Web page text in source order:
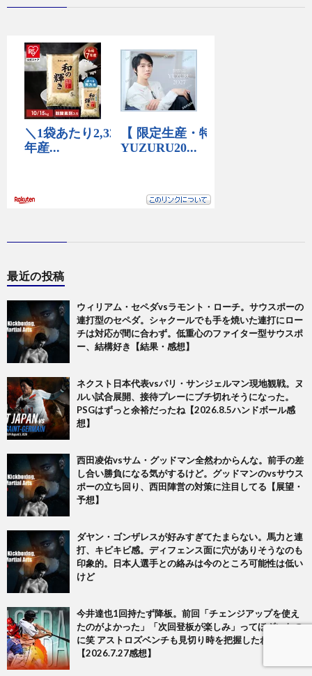
最近の投稿
ウィリアム・セペダvsラモント・ローチ。サウスポーの
連打型のセペダ。シャクールでも手を焼いた連打にロー
チは対応が間に合わず。低重心のファイター型サウスポ
ー、結構好き【結果・感想】
ネクスト日本代表vsパリ・サンジェルマン現地観戦。ヌ
ルい試合展開、接待プレーにブチ切れそうになった。
PSGはずっと余裕だったね【2026.8.5ハンドボール感
想】
西田凌佑vsサム・グッドマン全然わからんな。前手の差
し合い勝負になる気がするけど。グッドマンのvsサウス
ポーの立ち回り、西田陣営の対策に注目してる【展望・
予想】
ダヤン・ゴンザレスが好みすぎてたまらない。馬力と連
打、キビキビ感。ディフェンス面に穴がありそうなのも
印象的。日本人選手との絡みは今のところ可能性は低い
けど
今井達也1回持たず降板。前回「チェンジアップを使え
たのがよかった」「次回登板が楽しみ」ってほざいたの
に笑 アストロズベンチも見切り時を把握したね
【2026.7.27感想】